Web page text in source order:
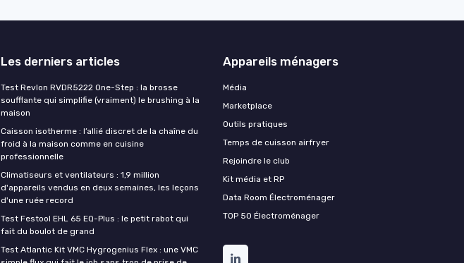
Les derniers articles
Test Revlon RVDR5222 One-Step : la brosse
soufflante qui simplifie (vraiment) le brushing à la
maison
Caisson isotherme : l’allié discret de la chaîne du
froid à la maison comme en cuisine
professionnelle
Climatiseurs et ventilateurs : 1,9 million
d'appareils vendus en deux semaines, les leçons
d'une ruée record
Test Festool EHL 65 EQ-Plus : le petit rabot qui
fait du boulot de grand
Test Atlantic Kit VMC Hygrogenius Flex : une VMC
Appareils ménagers
Média
Marketplace
Outils pratiques
Temps de cuisson airfryer
Rejoindre le club
Kit média et RP
Data Room Électroménager
TOP 50 Électroménager